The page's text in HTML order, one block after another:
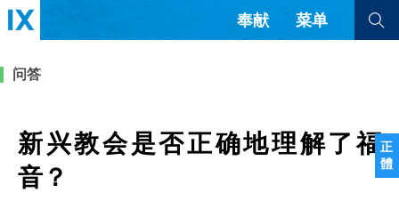
正
體
奉献 菜单
来信
查看全部
查看全部
问答
新兴教会是否正确地理解了福
音？